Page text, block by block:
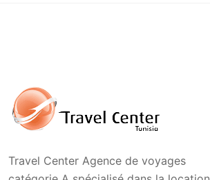
Travel Center Agence de voyages